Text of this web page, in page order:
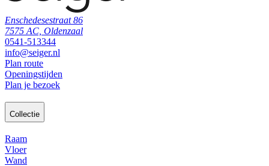
Enschedesestraat 86
7575 AC, Oldenzaal
0541-513344
info@seiger.nl
Plan route
Openingstijden
Plan je bezoek
Collectie
Raam
Vloer
Wand